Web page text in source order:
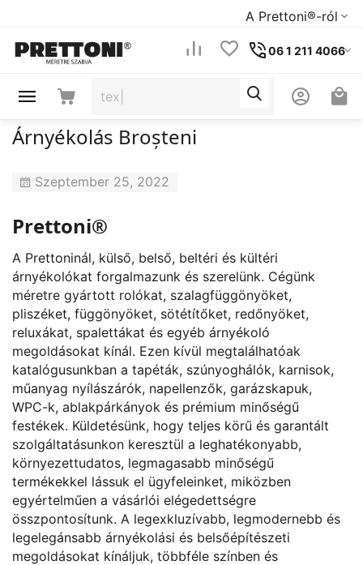
A Prettoni®-ról
06 1 211 4066
Árnyékolás Broșteni
Szeptember 25, 2022
Prettoni®
A Prettoninál, külső, belső, beltéri és kültéri
árnyékolókat forgalmazunk és szerelünk. Cégünk
méretre gyártott rolókat, szalagfüggönyöket,
pliszéket, függönyöket, sötétítőket, redőnyöket,
reluxákat, spalettákat és egyéb árnyékoló
megoldásokat kínál. Ezen kívül megtalálhatóak
katalógusunkban a tapéták, szúnyoghálók, karnisok,
műanyag nyílászárók, napellenzők, garázskapuk,
WPC-k, ablakpárkányok és prémium minőségű
festékek. Küldetésünk, hogy teljes körű és garantált
szolgáltatásunkon keresztül a leghatékonyabb,
környezettudatos, legmagasabb minőségű
termékekkel lássuk el ügyfeleinket, miközben
egyértelműen a vásárlói elégedettségre
összpontosítunk. A legexkluzívabb, legmodernebb és
legelegánsabb árnyékolási és belsőépítészeti
megoldásokat kínáljuk, többféle színben és